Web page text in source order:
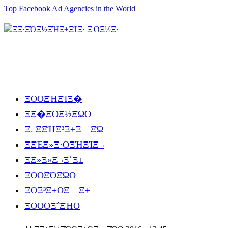
Top Facebook Ad Agencies in the World
ΞΟΟΞΉΞΊΞ�
ΞΞ�ΞΌΞ½ΞΏΟ
Ξ. ΞΞΉΞ³Ξ±Ξ―ΞΏ
ΞΞΈΞ»Ξ·ΟΞΉΞΊΞ¬
ΞΞ»Ξ»Ξ¬Ξ΄Ξ±
ΞΟΟΞΌΞΏΟ
ΞΟΞ³Ξ±ΟΞ―Ξ±
ΞΟΟΟΞ΅ΞΉΟ